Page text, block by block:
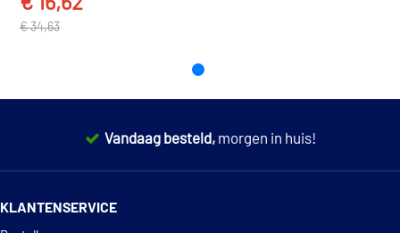
€ 34,63
Vandaag besteld, morgen in huis!
KLANTENSERVICE